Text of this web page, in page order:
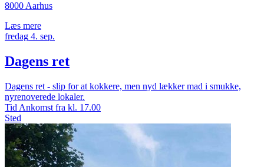
8000 Aarhus
Læs mere
fredag 4. sep.
Dagens ret
Dagens ret - slip for at kokkere, men nyd lækker mad i smukke,
nyrenoverede lokaler.
Tid Ankomst fra kl. 17.00
Sted